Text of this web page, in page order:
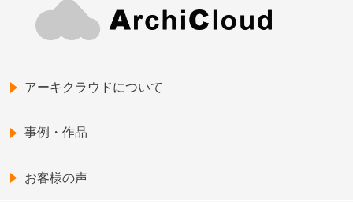
アーキクラウドについて
事例・作品
お客様の声